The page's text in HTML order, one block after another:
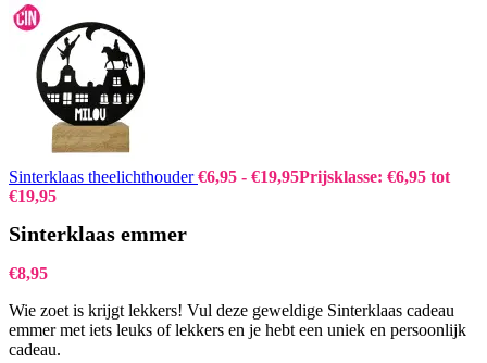
Sinterklaas theelichthouder€6,95 - €19,95Prijsklasse: €6,95 tot
€19,95
Sinterklaas emmer
€8,95
Wie zoet is krijgt lekkers! Vul deze geweldige Sinterklaas cadeau
emmer met iets leuks of lekkers en je hebt een uniek en persoonlijk
cadeau.